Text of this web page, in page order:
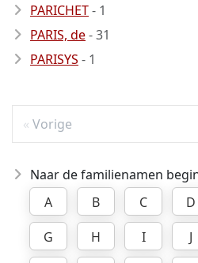
PARICHET- 1
PARIS, de- 31
PARISYS - 1
Vorige
Naar de familienamen
A
B C D
G
H I J